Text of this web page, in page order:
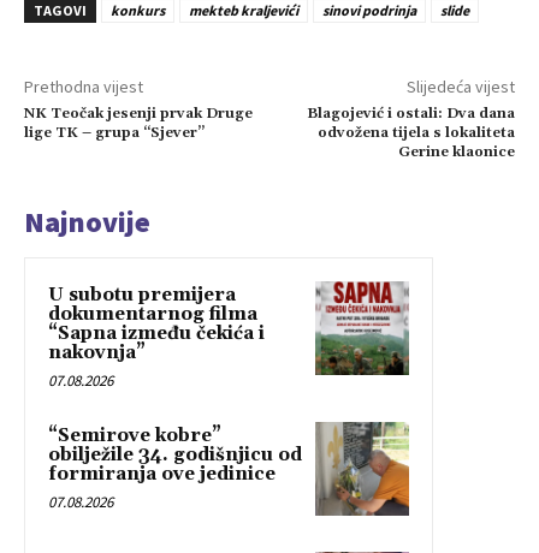
TAGOVI konkurs mekteb kraljevići sinovi podrinja slide
Prethodna vijest
NK Teočak jesenji prvak Druge
lige TK – grupa “Sjever”
Slijedeća vijest
Blagojević i ostali: Dva dana
odvožena tijela s lokaliteta
Gerine klaonice
Najnovije
U subotu premijera
dokumentarnog filma
“Sapna između čekića i
nakovnja”
07.08.2026
“Semirove kobre”
obilježile 34. godišnjicu od
formiranja ove jedinice
07.08.2026